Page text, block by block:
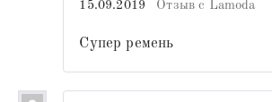
15.09.2019
Отзыв с Lamoda
Супер ремень